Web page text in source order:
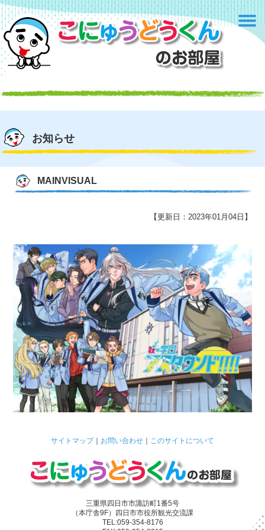
お知らせ
MAINVISUAL
【更新日：2023年01月04日】
サイトマップ｜ お問い合わせ このサイトについて
三重県四日市市諏訪町1番5号
（本庁舎9F）四日市市役所観光交流課
TEL:059-354-8176